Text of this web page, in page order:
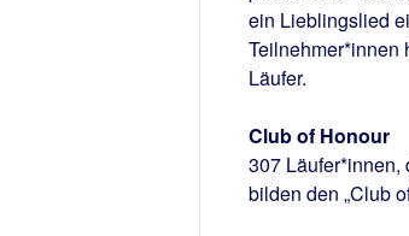
ein Lieblingslied
Teilnehmer*innen
Läufer.
Club of Honour
307 Läufer*innen,
bilden den „Club